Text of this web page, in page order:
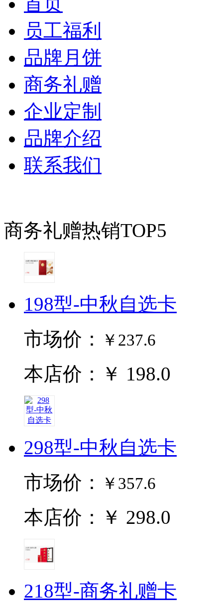
员工福利
品牌月饼
商务礼赠
企业定制
品牌介绍
联系我们
商务礼赠热销TOP5
198型-中秋自选卡
市场价：
￥237.6
本店价：￥ 198.0
298型-中秋自选卡
市场价：
￥357.6
本店价：￥ 298.0
218型-商务礼赠卡